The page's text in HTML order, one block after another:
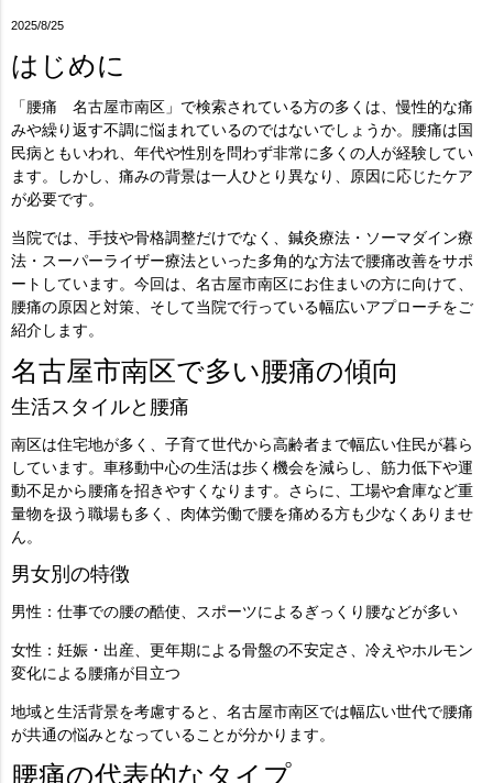
2025/8/25
はじめに
「腰痛 名古屋市南区」で検索されている方の多くは、慢性的な痛
みや繰り返す不調に悩まれているのではないでしょうか。腰痛は国
民病ともいわれ、年代や性別を問わず非常に多くの人が経験してい
ます。しかし、痛みの背景は一人ひとり異なり、原因に応じたケア
が必要です。
当院では、手技や骨格調整だけでなく、 鍼灸療法・ソーマダイン療
法・スーパーライザー療法といった多角的な方法で腰痛改善をサポ
ートしています。今回は、名古屋市南区にお住まいの方に向けて、
腰痛の原因と対策、そして当院で行っている幅広いアプローチをご
紹介します。
名古屋市南区で多い腰痛の傾向
生活スタイルと腰痛
南区は住宅地が多く、子育て世代から高齢者まで幅広い住民が暮ら
しています。車移動中心の生活は歩く機会を減らし、筋力低下や運
動不足から腰痛を招きやすくなります。さらに、工場や倉庫など重
量物を扱う職場も多く、肉体労働で腰を痛める方も少なくありませ
ん。
男女別の特徴
男性 ：仕事での腰の酷使、スポーツによるぎっくり腰などが多い
女性 ：妊娠・出産、更年期による骨盤の不安定さ、冷えやホルモン
変化による腰痛が目立つ
地域と生活背景を考慮すると、名古屋市南区では幅広い世代で腰痛
が共通の悩みとなっていることが分かります。
腰痛の代表的なタイプ